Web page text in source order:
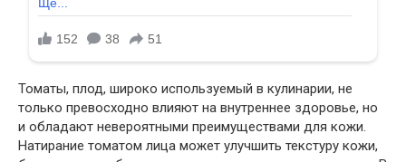
Томаты, плод, широко используемый в кулинарии, не
только превосходно влияют на внутреннее здоровье, но
и обладают невероятными преимуществами для кожи.
Натирание томатом лица может улучшить текстуру кожи,